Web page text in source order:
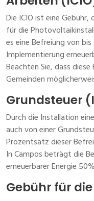
Die ICIO ist eine
für die
es eine Befreiung von
Implementierung
Beachten Sie, dass
Gemeinden
Grundsteuer
Durch die Installation
auch von einer
Prozentsatz dieser
In Campos beträgt die
erneuerbarer Energie
Gebühr für